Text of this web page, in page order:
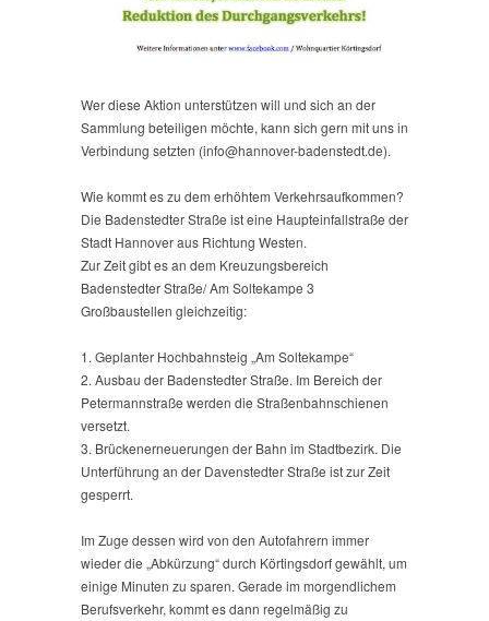
Wer diese Aktion unterstützen will und sich an der
Sammlung beteiligen möchte, kann sich gern mit uns in
Verbindung setzten (info@hannover-badenstedt.de).
Wie kommt es zu dem erhöhtem Verkehrsaufkommen?
Die Badenstedter Straße ist eine Haupteinfallstraße der
Stadt Hannover aus Richtung Westen.
Zur Zeit gibt es an dem Kreuzungsbereich
Badenstedter Straße/ Am Soltekampe 3
Großbaustellen gleichzeitig:
1. Geplanter Hochbahnsteig „Am Soltekampe“
2. Ausbau der Badenstedter Straße. Im Bereich der
Petermannstraße werden die Straßenbahnschienen
versetzt.
3. Brückenerneuerungen der Bahn im Stadtbezirk. Die
Unterführung an der Davenstedter Straße ist zur Zeit
gesperrt.
Im Zuge dessen wird von den Autofahrern immer
wieder die „Abkürzung“ durch Körtingsdorf gewählt, um
einige Minuten zu sparen. Gerade im morgendlichem
Berufsverkehr, kommt es dann regelmäßig zu